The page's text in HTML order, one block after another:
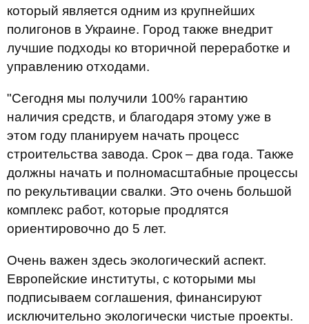
который является одним из крупнейших
полигонов в Украине. Город также внедрит
лучшие подходы ко вторичной переработке и
управлению отходами.
"Сегодня мы получили 100% гарантию
наличия средств, и благодаря этому уже в
этом году планируем начать процесс
строительства завода. Срок – два года. Также
должны начать и полномасштабные процессы
по рекультивации свалки. Это очень большой
комплекс работ, которые продлятся
ориентировочно до 5 лет.
Очень важен здесь экологический аспект.
Европейские институты, с которыми мы
подписываем соглашения, финансируют
исключительно экологически чистые проекты.